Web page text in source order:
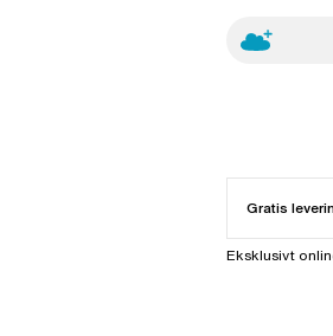
Gratis
Eksklusivt